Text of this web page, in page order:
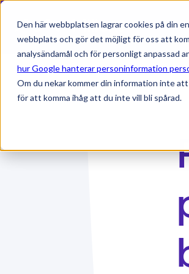
Den här webbplatsen lagrar cookies på din
webbplats och gör det möjligt för oss att
analysändamål och för personligt anpassad
hur Google hanterar personinformation
Om du nekar kommer din information inte
för att komma ihåg att du inte vill bli spårad.